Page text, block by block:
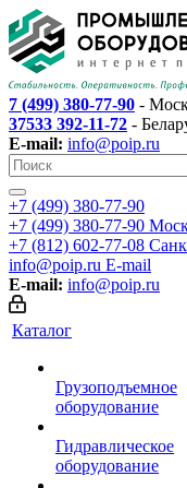
7 (499) 380-77-90 -
37533 392-11-72 -
E-mail: info@poip.ru
+7 (499) 380-77-90
+7 (499) 380-77-90
+7 (812) 602-77-08
info@poip.ru E-mail
E-mail: info@poip.ru
Каталог
Грузоподъемное
оборудование
Гидравлическое
оборудование